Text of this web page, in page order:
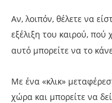
Αν, λοιπόν, θέλετε να
εξέλιξη του καιρού, πού
αυτό μπορείτε να το
Με ένα «κλικ»
χώρα και μπορείτε να